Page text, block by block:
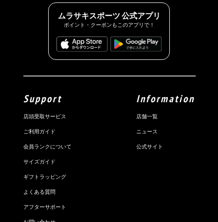
ムラサキスポーツ 公式アプリ
ポイント・クーポンもこのアプリで！
Support
店頭受取サービス
ご利用ガイド
会員ランクについて
サイズガイド
ギフトラッピング
よくある質問
アフターサポート
Information
店舗一覧
ニュース
公式サイト